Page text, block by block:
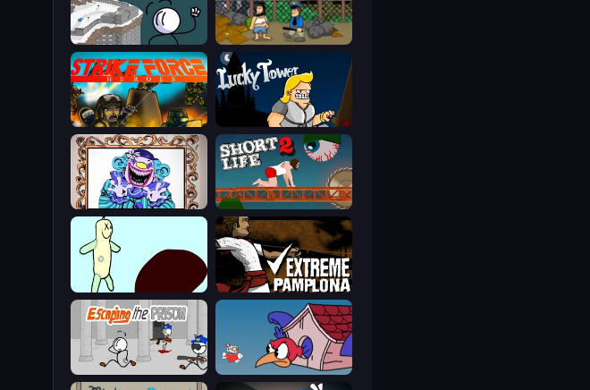
Hobo
Fleeing the Complex
Lucky Tower
Strike Force Heroes
Short Life 2
Exhibit of Sorrows
Extreme Pamplona
Doodieman Voodoo
Cuphead
Escaping the Prison